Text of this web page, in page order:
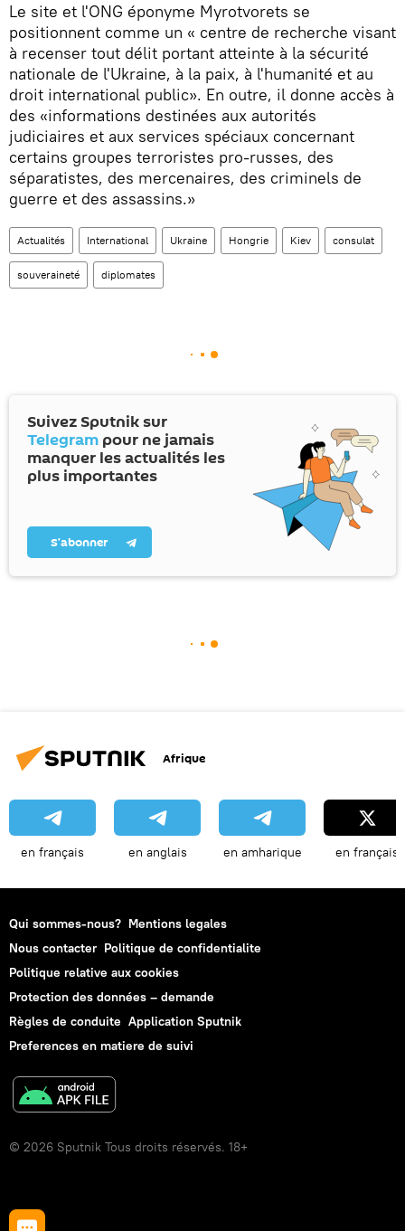
Le site et l'ONG éponyme Myrotvorets se
positionnent comme un « centre de recherche visant
à recenser tout délit portant atteinte à la sécurité
nationale de l'Ukraine, à la paix, à l'humanité et au
droit international public». En outre, il donne accès à
des «informations destinées aux autorités
judiciaires et aux services spéciaux concernant
certains groupes terroristes pro-russes, des
séparatistes, des mercenaires, des criminels de
guerre et des assassins.»
Actualités International Ukraine Hongrie Kiev consulat
souveraineté diplomates
Suivez Sputnik sur
Telegram pour ne jamais
manquer les actualités les
plus importantes
S’abonner
Afrique
en français en anglais en amharique en français
Qui sommes-nous? Mentions legales
Nous contacter Politique de confidentialite
Politique relative aux cookies
Protection des données – demande
Règles de conduite Application Sputnik
Preferences en matiere de suivi
© 2026 Sputnik Tous droits réservés. 18+